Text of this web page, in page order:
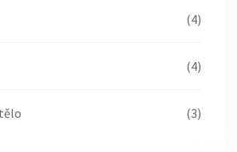
(4)
(4)
(3)